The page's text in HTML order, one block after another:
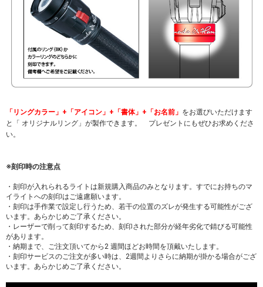
「リングカラー」+「アイコン」+「書体」+「お名前」 をお選びいただけます
と「 オリジナルリング」が製作できます。 プレゼントにもぜひお求めくださ
い。
※刻印時の注意点
・刻印が入れられるライトは新規購入商品のみとなります。すでにお持ちのマ
イライトへの刻印はご遠慮願います。
・刻印は手作業で設定し行うため、若干の位置のズレが発生する可能性がござ
います。あらかじめご了承ください。
・レーザーで削って刻印するため、刻印された部分が経年劣化で錆びる可能性
があります。
・納期まで、ご注文頂いてから2 週間ほどお時間を頂戴いたします。
・刻印サービスのご注文が多い時は、2週間よりさらに納期が掛かる場合がござ
います。あらかじめご了承ください。